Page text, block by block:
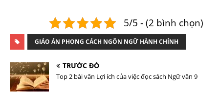
5/5 - (2 bình chọn)
GIÁO ÁN PHONG CÁCH NGÔN NGỮ HÀNH CHÍNH
TRƯỚC ĐÓ
Top 2 bài văn Lợi ích của việc đọc sách Ngữ văn 9